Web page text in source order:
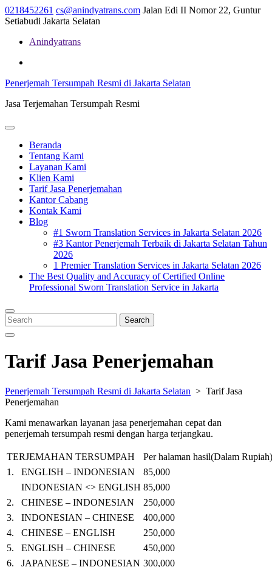
Skip
to
0218452261 cs@anindyatrans.com Jalan Edi II Nomor 22, Guntur
Setiabudi Jakarta Selatan
Anindyatrans
Penerjemah Tersumpah Resmi di Jakarta Selatan
Jasa Terjemahan Tersumpah Resmi
Open
Beranda
Tentang Kami
Layanan Kami
Klien Kami
Tarif Jasa Penerjemahan
Kantor Cabang
Kontak Kami
Blog
#1 Sworn Translation Services in Jakarta Selatan 2026
#3 Kantor Penerjemah Terbaik di Jakarta Selatan Tahun
2026
1 Premier Translation Services in Jakarta Selatan 2026
The Best Quality and Accuracy of Certified Online
Professional Sworn Translation Service in Jakarta
Close
Menu
Search
for:
Search
Tarif Jasa Penerjemahan
Penerjemah Tersumpah Resmi di Jakarta Selatan > Tarif Jasa
Penerjemahan
Kami menawarkan layanan jasa penerjemahan cepat dan
penerjemah tersumpah resmi dengan harga terjangkau.
TERJEMAHAN TERSUMPAH
Per halaman hasil(Dalam Rupiah)
1.
ENGLISH – INDONESIAN 85,000
INDONESIAN <> ENGLISH 85,000
2.
CHINESE – INDONESIAN 250,000
3.
INDONESIAN – CHINESE
400,000
4.
CHINESE – ENGLISH
250,000
5.
ENGLISH – CHINESE
450,000
6.
JAPANESE – INDONESIAN 300,000